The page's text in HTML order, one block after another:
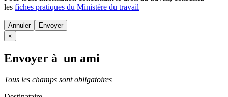
les fiches pratiques du Ministère du travail
Annuler
×
Envoyer à un ami
Tous les champs sont obligatoires